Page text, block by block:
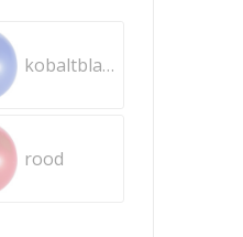
kobaltblauw
rood